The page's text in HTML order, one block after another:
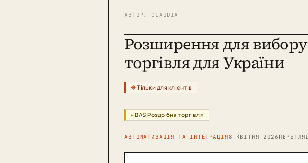
АВТОР: CLAUDIA
Розширення для
торгівля для України
Тільки для клієнтів
BAS Роздрібна торгівля
АВТОМАТИЗАЦІЯ ТА ІНТЕГРАЦІЯ 8 КВІТНЯ 2026